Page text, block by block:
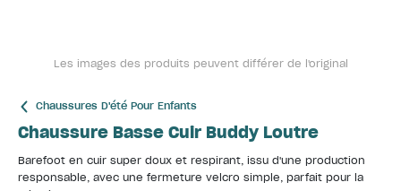
Les images des produits peuvent différer de l'original
Chaussures D'été Pour Enfants
Chaussure Basse Cuir Buddy Loutre
Barefoot en cuir super doux et respirant, issu d'une production
responsable, avec une fermeture velcro simple, parfait pour la